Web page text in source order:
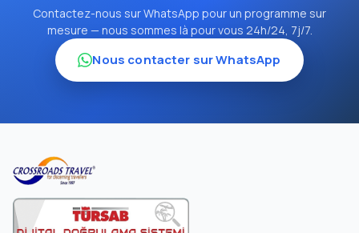
Contactez-nous sur WhatsApp pour un programme sur
mesure — nous sommes là pour vous 24h/24, 7j/7.
Nous contacter sur WhatsApp